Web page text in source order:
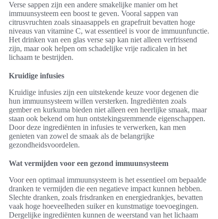
Verse sappen zijn een andere smakelijke manier om het
immuunsysteem een boost te geven. Vooral sappen van
citrusvruchten zoals sinaasappels en grapefruit bevatten hoge
niveaus van vitamine C, wat essentieel is voor de immuunfunctie.
Het drinken van een glas verse sap kan niet alleen verfrissend
zijn, maar ook helpen om schadelijke vrije radicalen in het
lichaam te bestrijden.
Kruidige infusies
Kruidige infusies zijn een uitstekende keuze voor degenen die
hun immuunsysteem willen versterken. Ingrediënten zoals
gember en kurkuma bieden niet alleen een heerlijke smaak, maar
staan ook bekend om hun ontstekingsremmende eigenschappen.
Door deze ingrediënten in infusies te verwerken, kan men
genieten van zowel de smaak als de belangrijke
gezondheidsvoordelen.
Wat vermijden voor een gezond immuunsysteem
Voor een optimaal immuunsysteem is het essentieel om bepaalde
dranken te vermijden die een negatieve impact kunnen hebben.
Slechte dranken, zoals frisdranken en energiedrankjes, bevatten
vaak hoge hoeveelheden suiker en kunstmatige toevoegingen.
Dergelijke ingrediënten kunnen de weerstand van het lichaam